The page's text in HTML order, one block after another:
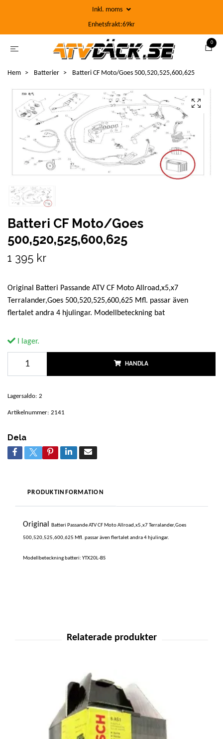
Inkl. moms
Enhetsfrakt:69kr
0
Hem Batterier Batteri CF Moto/Goes 500,520,525,600,625
Batteri CF Moto/Goes
500,520,525,600,625
1 395 kr
Original Batteri Passande ATV CF Moto Allroad,x5,x7
Terralander,Goes 500,520,525,600,625 Mfl. passar även
flertalet andra 4 hjulingar. Modellbeteckning bat
I lager.
HANDLA
Lagersaldo: 2
Artikelnummer: 2141
Dela
PRODUKTINFORMATION
Original Batteri Passande ATV CF Moto Allroad,x5,x7 Terralander,Goes
500,520,525,600,625 Mfl. passar även flertalet andra 4 hjulingar.
Modellbeteckning batteri: YTX20L-BS